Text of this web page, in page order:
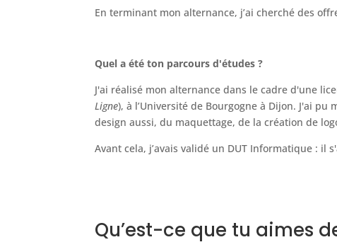
En terminant mon alternance, j’ai cherché des
Quel a été ton parcours d'études ?
J'ai réalisé mon alternance dans le cadre d'une
Ligne), à l’Université de Bourgogne à Dijon. J'ai
design aussi, du maquettage, de la création de
Avant cela, j’avais validé un DUT Informatique :
Qu’est-ce que tu aimes